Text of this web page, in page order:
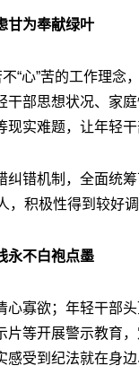
甘为奉献绿叶
“心”苦的工作理
部思想状况、家庭
实难题，让年轻干
纠错机制，全面统
，积极性得到较好
永不白袍点墨
心寡欲；年轻干部
片等开展警示教育
受到纪法就在身边